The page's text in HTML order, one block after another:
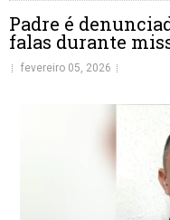
Padre é
falas durante
fevereiro 05, 2026